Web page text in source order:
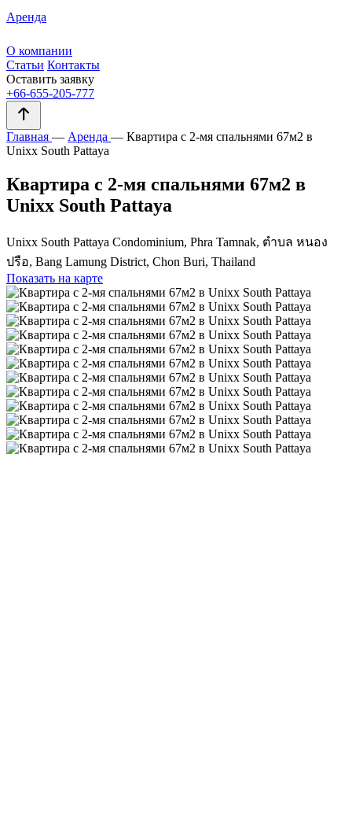
Аренда
О компании
Статьи Контакты
Оставить заявку
+66-655-205-777
Главная — Аренда — Квартира с 2-мя спальнями 67м2 в
Unixx South Pattaya
Квартира с 2-мя спальнями 67м2 в
Unixx South Pattaya
Unixx South Pattaya Condominium, Phra Tamnak, ตำบล หนอง
ปรือ, Bang Lamung District, Chon Buri, Thailand
Показать на карте